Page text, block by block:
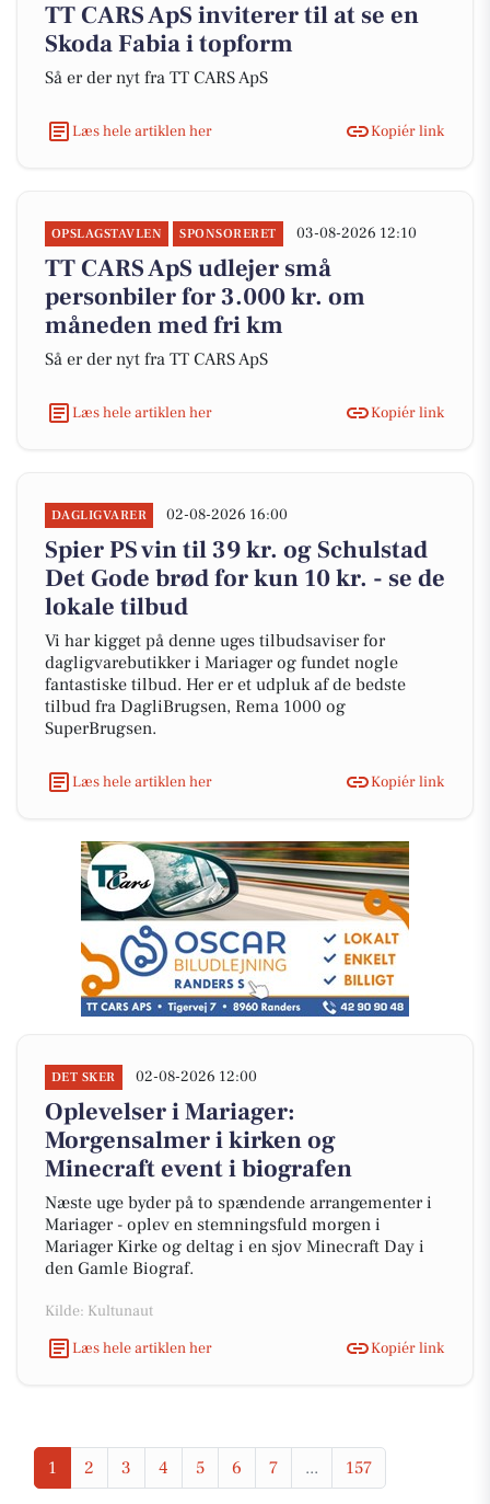
TT CARS ApS inviterer til at se en
Skoda Fabia i topform
Så er der nyt fra TT CARS ApS
Læs hele artiklen her Kopiér link
OPSLAGSTAVLEN SPONSORERET 03-08-2026 12:10
TT CARS ApS udlejer små
personbiler for 3.000 kr. om
måneden med fri km
Så er der nyt fra TT CARS ApS
Læs hele artiklen her Kopiér link
DAGLIGVARER 02-08-2026 16:00
Spier PS vin til 39 kr. og Schulstad
Det Gode brød for kun 10 kr. - se de
lokale tilbud
Vi har kigget på denne uges tilbudsaviser for
dagligvarebutikker i Mariager og fundet nogle
fantastiske tilbud. Her er et udpluk af de bedste
tilbud fra DagliBrugsen, Rema 1000 og
SuperBrugsen.
Læs hele artiklen her Kopiér link
DET SKER 02-08-2026 12:00
Oplevelser i Mariager:
Morgensalmer i kirken og
Minecraft event i biografen
Næste uge byder på to spændende arrangementer i
Mariager - oplev en stemningsfuld morgen i
Mariager Kirke og deltag i en sjov Minecraft Day i
den Gamle Biograf.
Kilde: Kultunaut
Læs hele artiklen her
Kopiér link
1 2 3 4 5 6 7 ... 157